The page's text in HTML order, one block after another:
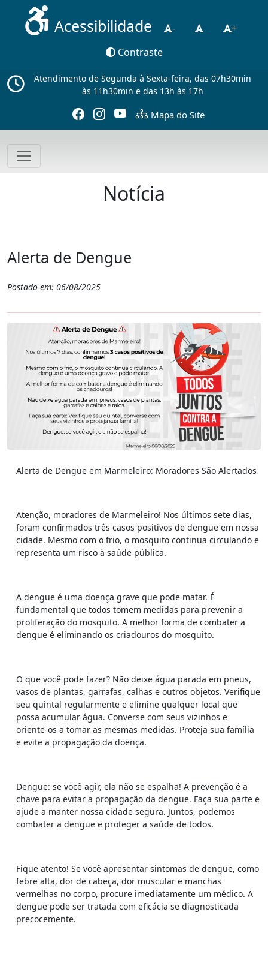
Acessibilidade -
+
Contraste
Atendimento de Segunda à Sexta-feira, das 07h30min
às 11h30min e das 13h às 17h
Mapa do Site
Notícia
Alerta de Dengue
Postado em: 06/08/2025
Alerta de Dengue em Marmeleiro: Moradores São Alertados
Atenção, moradores de Marmeleiro! Nos últimos sete dias,
foram confirmados três casos positivos de dengue em nossa
cidade. Mesmo com o frio, o mosquito continua circulando e
representa um risco à saúde pública.
A dengue é uma doença grave que pode matar. É
fundamental que todos tomem medidas para prevenir a
proliferação do mosquito. A melhor forma de combater a
dengue é eliminando os criadouros do mosquito.
O que você pode fazer? Não deixe água parada em pneus,
vasos de plantas, garrafas, calhas e outros objetos. Verifique
seu quintal regularmente e elimine qualquer local que
possa acumular água. Converse com seus vizinhos e
oriente-os a tomar as mesmas medidas. Proteja sua família
e evite a propagação da doença.
Dengue: se você agir, ela não se espalha! A prevenção é a
chave para evitar a propagação da dengue. Faça sua parte e
ajude a manter nossa cidade segura. Juntos, podemos
combater a dengue e proteger a saúde de todos.
Fique atento! Se você apresentar sintomas de dengue, como
febre alta, dor de cabeça, dor muscular e manchas
vermelhas no corpo, procure imediatamente um médico. A
dengue pode ser tratada com eficácia se diagnosticada
precocemente.